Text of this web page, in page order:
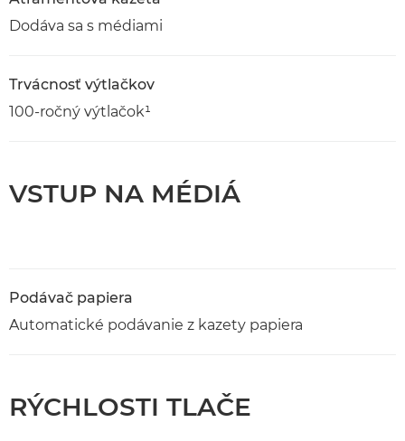
Dodáva sa s médiami
Trvácnosť výtlačkov
100-ročný výtlačok¹
VSTUP NA MÉDIÁ
Podávač papiera
Automatické podávanie z kazety papiera
RÝCHLOSTI TLAČE